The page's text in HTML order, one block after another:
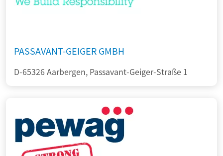
PASSAVANT-GEIGER GMBH
D-65326 Aarbergen, Passavant-Geiger-Straße 1